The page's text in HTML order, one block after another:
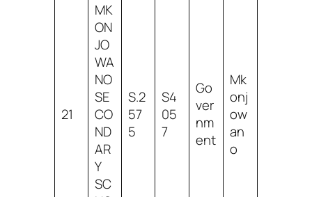
21
MK
ON
JO
WA
NO
SE
CO
ND
AR
Y
SC
S.2
57
5
S4
05
7
Go
ver
nm
ent
Mk
onj
ow
an
o